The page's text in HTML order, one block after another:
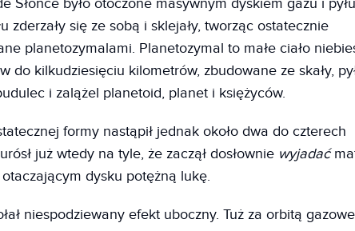
Słońce było otoczone masywnym dyskiem gazu i
zderzały się ze sobą i sklejały, tworząc ostatecznie
planetozymalami. Planetozymal to małe ciało
do kilkudziesięciu kilometrów, zbudowane ze skały,
i zalążel planetoid, planet i księżyców.
formy nastąpił jednak około dwa do czterech
już wtedy na tyle, że zaczął dosłownie wyjadać
dysku potężną lukę.
niespodziewany efekt uboczny. Tuż za orbitą